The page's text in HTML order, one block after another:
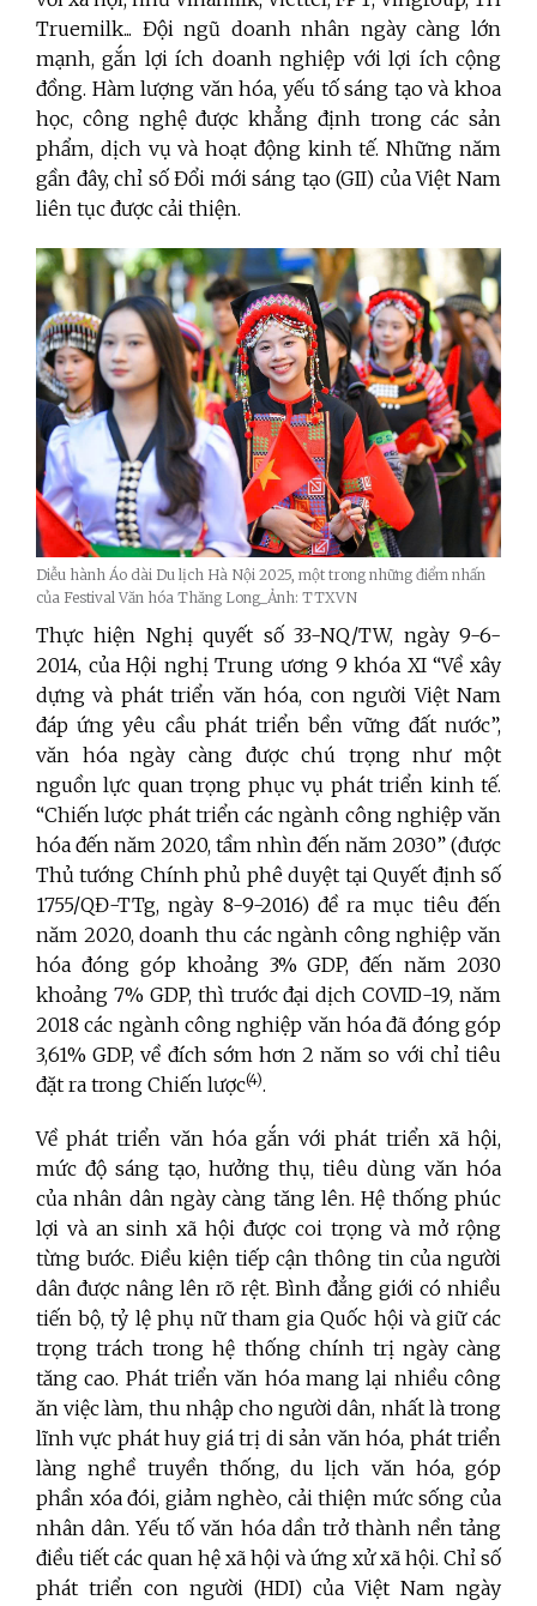
Truemilk... Đội ngũ doanh nhân ngày càng lớn
mạnh, gắn lợi ích doanh nghiệp với lợi ích cộng
đồng. Hàm lượng văn hóa, yếu tố sáng tạo và khoa
học, công nghệ được khẳng định trong các sản
phẩm, dịch vụ và hoạt động kinh tế. Những năm
gần đây, chỉ số Đổi mới sáng tạo (GII) của Việt Nam
liên tục được cải thiện.
Diễu hành Áo dài Du lịch Hà Nội 2025, một trong những điểm nhấn
của Festival Văn hóa Thăng Long_Ảnh: TTXVN
Thực hiện Nghị quyết số 33-NQ/TW, ngày 9-6-
2014, của Hội nghị Trung ương 9 khóa XI “Về xây
dựng và phát triển văn hóa, con người Việt Nam
đáp ứng yêu cầu phát triển bền vững đất nước”,
văn hóa ngày càng được chú trọng như một
nguồn lực quan trọng phục vụ phát triển kinh tế.
“Chiến lược phát triển các ngành công nghiệp văn
hóa đến năm 2020, tầm nhìn đến năm 2030” (được
Thủ tướng Chính phủ phê duyệt tại Quyết định số
1755/QĐ-TTg, ngày 8-9-2016) đề ra mục tiêu đến
năm 2020, doanh thu các ngành công nghiệp văn
hóa đóng góp khoảng 3% GDP, đến năm 2030
khoảng 7% GDP, thì trước đại dịch COVID-19, năm
2018 các ngành công nghiệp văn hóa đã đóng góp
3,61% GDP, về đích sớm hơn 2 năm so với chỉ tiêu
đặt ra trong Chiến lược(4).
Về phát triển văn hóa gắn với phát triển xã hội,
mức độ sáng tạo, hưởng thụ, tiêu dùng văn hóa
của nhân dân ngày càng tăng lên. Hệ thống phúc
lợi và an sinh xã hội được coi trọng và mở rộng
từng bước. Điều kiện tiếp cận thông tin của người
dân được nâng lên rõ rệt. Bình đẳng giới có nhiều
tiến bộ, tỷ lệ phụ nữ tham gia Quốc hội và giữ các
trọng trách trong hệ thống chính trị ngày càng
tăng cao. Phát triển văn hóa mang lại nhiều công
ăn việc làm, thu nhập cho người dân, nhất là trong
lĩnh vực phát huy giá trị di sản văn hóa, phát triển
làng nghề truyền thống, du lịch văn hóa, góp
phần xóa đói, giảm nghèo, cải thiện mức sống của
nhân dân. Yếu tố văn hóa dần trở thành nền tảng
điều tiết các quan hệ xã hội và ứng xử xã hội. Chỉ số
phát triển con người (HDI) của Việt Nam ngày